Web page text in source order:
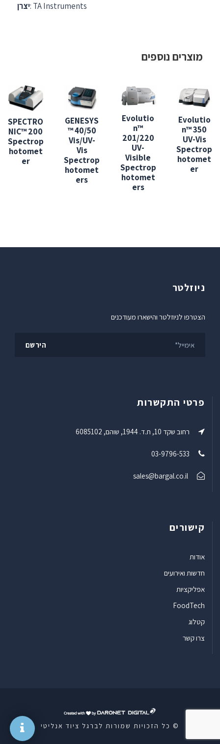
יצרן: TA Instruments
מוצרים נוספים
Evolutio
n™ 350
UV-Vis
Spectrop
hotomet
er
Evolutio
n™
201/220
UV-
Visible
Spectrop
hotomet
ers
GENESYS
™ 40/50
Vis/UV-
Vis
Spectrop
hotomet
ers
SPECTRO
NIC™ 200
Spectrop
hotomet
er
ניוזלטר
הצטרפו לניוזלטר והישארו מעודכנים
פרטי התקשרות
רחוב שקד 10, ת.ד. 1944, שוהם, 6085102
sales@bargal.co.il
קישורים
אודות
חדשות ואירועים
אפליקציות
FoodTech
קטלוג
צרו קשר
ד
ר
© כל הזכויות שמורות לברגל ציוד אנליטי